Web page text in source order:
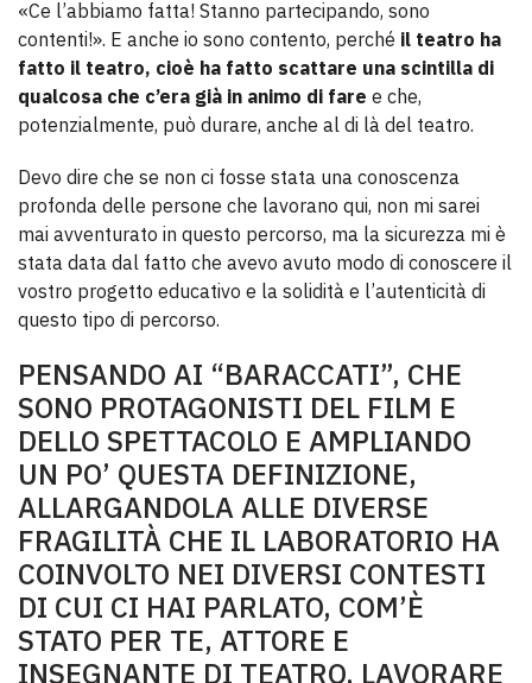
«Ce l’abbiamo fatta! Stanno partecipando, sono
contenti!». E anche io sono contento, perché il teatro ha
fatto il teatro, cioè ha fatto scattare una scintilla di
qualcosa che c’era già in animo di fare e che,
potenzialmente, può durare, anche al di là del teatro.
Devo dire che se non ci fosse stata una conoscenza
profonda delle persone che lavorano qui, non mi sarei
mai avventurato in questo percorso, ma la sicurezza mi è
stata data dal fatto che avevo avuto modo di conoscere il
vostro progetto educativo e la solidità e l’autenticità di
questo tipo di percorso.
PENSANDO AI “BARACCATI”, CHE
SONO PROTAGONISTI DEL FILM E
DELLO SPETTACOLO E AMPLIANDO
UN PO’ QUESTA DEFINIZIONE,
ALLARGANDOLA ALLE DIVERSE
FRAGILITÀ CHE IL LABORATORIO HA
COINVOLTO NEI DIVERSI CONTESTI
DI CUI CI HAI PARLATO, COM’È
STATO PER TE, ATTORE E
INSEGNANTE DI TEATRO, LAVORARE